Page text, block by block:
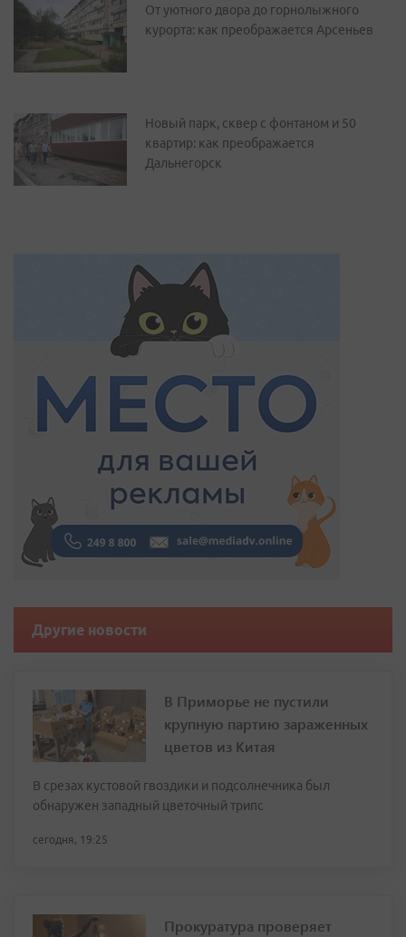
От уютного двора до горнолыжного
курорта: как преображается Арсеньев
Новый парк, сквер с фонтаном и 50
квартир: как преображается
Дальнегорск
Другие новости
В Приморье не пустили
крупную партию зараженных
цветов из Китая
В срезах кустовой гвоздики и подсолнечника был
обнаружен западный цветочный трипс
сегодня, 19:25
Прокуратура проверяет